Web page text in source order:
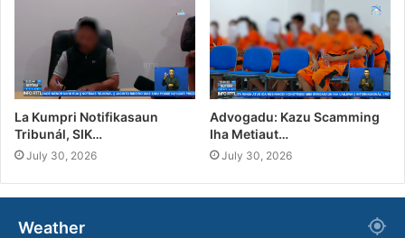
La Kumpri Notifikasaun
Tribunál, SIK…
July 30, 2026
Advogadu: Kazu Scamming
Iha Metiaut…
July 30, 2026
Weather